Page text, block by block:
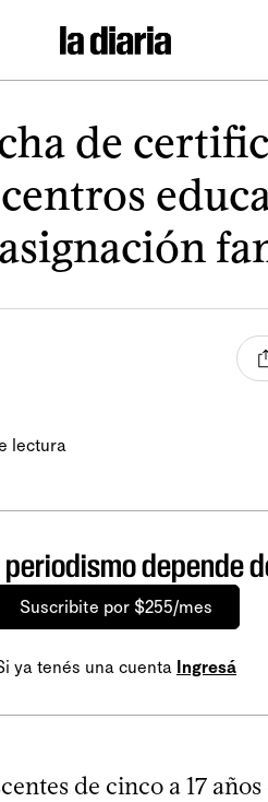
de
lectura
depende
Suscribite por $255/mes
ya tenés una cuenta Ingresá
de cinco a 17